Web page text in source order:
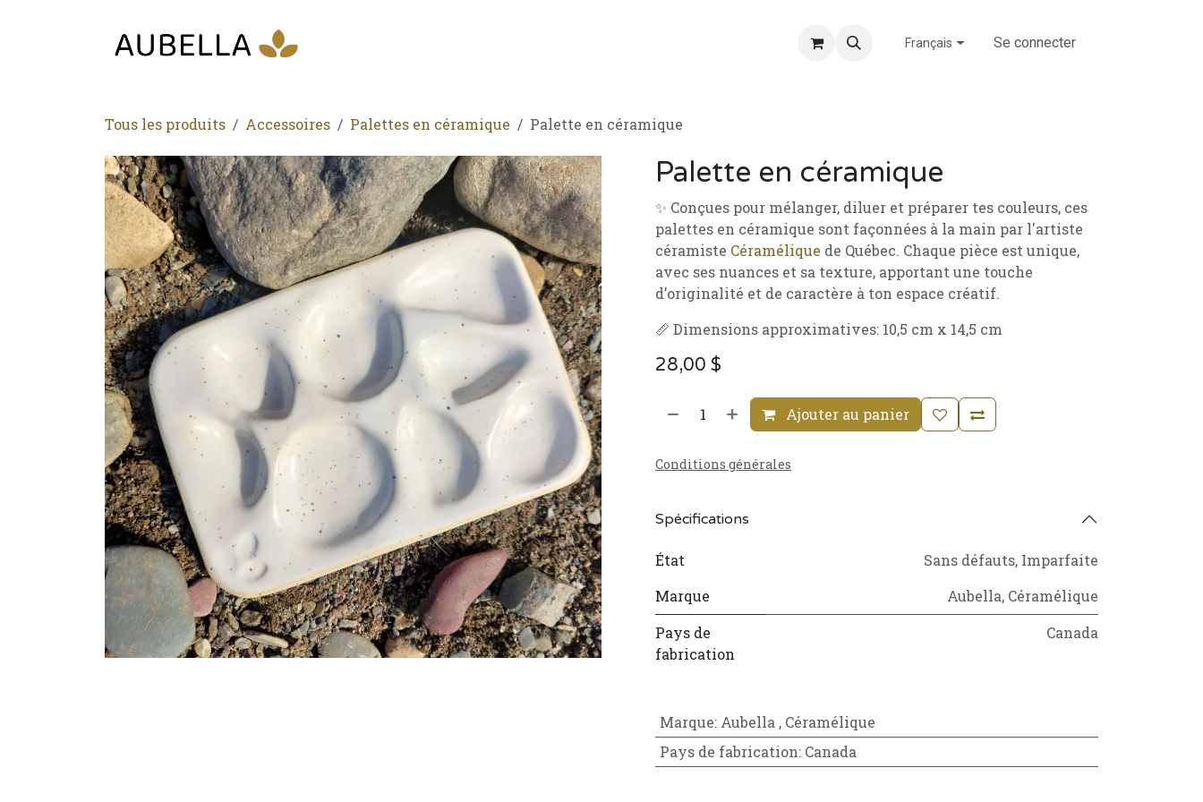
Blog Santé & sécurité Événements Aide
Français Se connecter
Tous les produits Accessoires Palettes en céramique Palette en céramique
Palette en céramique
✨ Conçues pour mélanger, diluer et préparer tes couleurs, ces
palettes en céramique sont façonnées à la main par l'artiste
céramiste Céramélique de Québec. Chaque pièce est unique,
avec ses nuances et sa texture, apportant une touche
d’originalité et de caractère à ton espace créatif.
📏 Dimensions approximatives: 10,5 cm x 14,5 cm
28,00 $
Ajouter au panier
Conditions générales
Spécifications
État Sans défauts, Imparfaite
Marque
Aubella, Céramélique
Pays de
fabrication
Canada
Marque: Aubella , Céramélique
Pays de fabrication: Canada